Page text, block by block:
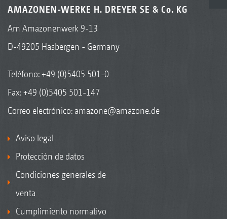
AMAZONEN-WERKE H. DREYER SE & Co. KG
Am Amazonenwerk 9-13
D-49205 Hasbergen - Germany
Teléfono:+49 (0)5405 501-0
Fax: +49 (0)5405 501-147
Correo electrónico: amazone@amazone.de
Aviso legal
Protección de datos
Condiciones generales de
venta
Cumplimiento normativo